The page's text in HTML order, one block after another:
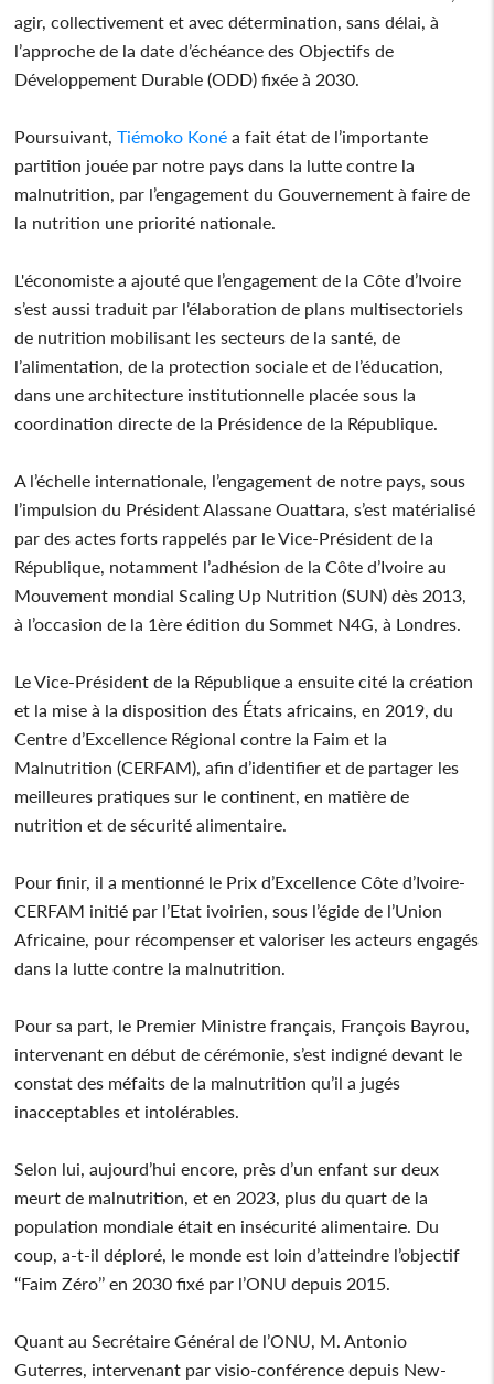
agir, collectivement et avec détermination, sans délai, à
l’approche de la date d’échéance des Objectifs de
Développement Durable (ODD) fixée à 2030.
Poursuivant,Tiémoko Koné a fait état de l’importante
partition jouée par notre pays dans la lutte contre la
malnutrition, par l’engagement du Gouvernement à faire de
la nutrition une priorité nationale.
L'économiste a ajouté que l’engagement de la Côte d’Ivoire
s’est aussi traduit par l’élaboration de plans multisectoriels
de nutrition mobilisant les secteurs de la santé, de
l’alimentation, de la protection sociale et de l’éducation,
dans une architecture institutionnelle placée sous la
coordination directe de la Présidence de la République.
A l’échelle internationale, l’engagement de notre pays, sous
l’impulsion du Président Alassane Ouattara, s’est matérialisé
par des actes forts rappelés par le Vice-Président de la
République, notamment l’adhésion de la Côte d’Ivoire au
Mouvement mondial Scaling Up Nutrition (SUN) dès 2013,
à l’occasion de la 1ère édition du Sommet N4G, à Londres.
Le Vice-Président de la République a ensuite cité la création
et la mise à la disposition des États africains, en 2019, du
Centre d’Excellence Régional contre la Faim et la
Malnutrition (CERFAM), afin d’identifier et de partager les
meilleures pratiques sur le continent, en matière de
nutrition et de sécurité alimentaire.
Pour finir, il a mentionné le Prix d’Excellence Côte d’Ivoire-
CERFAM initié par l’Etat ivoirien, sous l’égide de l’Union
Africaine, pour récompenser et valoriser les acteurs engagés
dans la lutte contre la malnutrition.
Pour sa part, le Premier Ministre français, François Bayrou,
intervenant en début de cérémonie, s’est indigné devant le
constat des méfaits de la malnutrition qu’il a jugés
inacceptables et intolérables.
Selon lui, aujourd’hui encore, près d’un enfant sur deux
meurt de malnutrition, et en 2023, plus du quart de la
population mondiale était en insécurité alimentaire. Du
coup, a-t-il déploré, le monde est loin d’atteindre l’objectif
‘‘Faim Zéro’’ en 2030 fixé par l’ONU depuis 2015.
Quant au Secrétaire Général de l’ONU, M. Antonio
Guterres, intervenant par visio-conférence depuis New-